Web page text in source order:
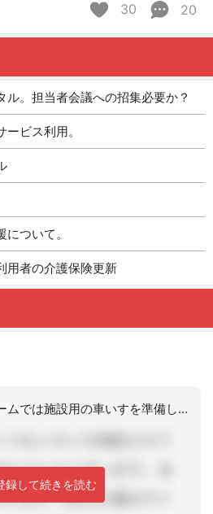
30
20
ル。担当者会議への招集必要か？
ビス利用。
ついて。
用者の介護保険更新
我が法人のグループホームでは施設用の車いすを準備しています。ただ、本人の身体状況
録して続きを読む